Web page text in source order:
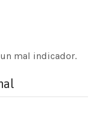
un mal indicador.